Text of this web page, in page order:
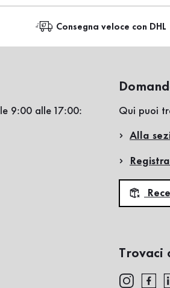
Consegna veloce con DHL
9:00 alle 17:00: Qui puoi
Alla
Trovaci